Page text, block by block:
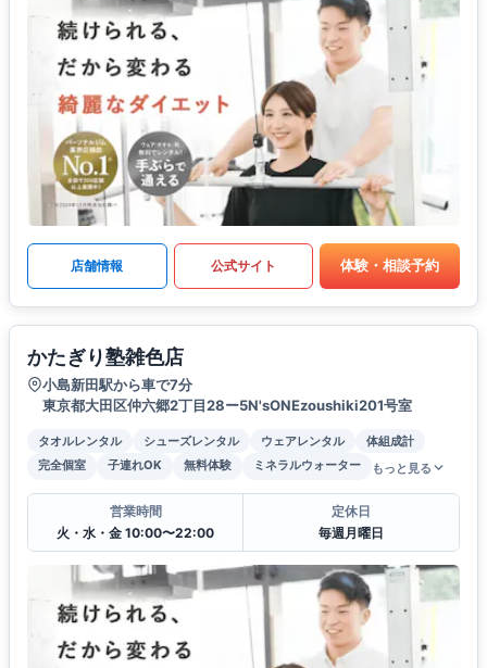
店舗情報 公式サイト 体験・相談予約
かたぎり塾雑色店
小島新田駅から車で7分
東京都大田区仲六郷2丁目28ー5N'sONEzoushiki201号室
タオルレンタル シューズレンタル ウェアレンタル
体組成計
完全個室
子連れOK 無料体験 ミネラルウォーター もっと見る
営業時間
火・水・金 10:00〜22:00
定休日
毎週月曜日